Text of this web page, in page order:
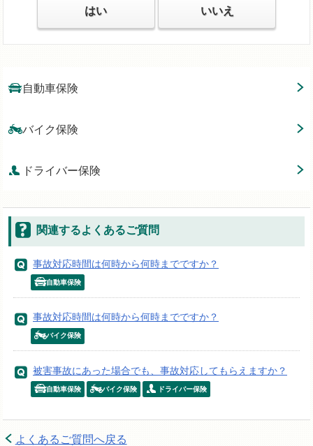
はい いいえ
自動車保険
バイク保険
ドライバー保険
関連するよくあるご質問
事故対応時間は何時から何時までですか？
自動車保険
事故対応時間は何時から何時までですか？
バイク保険
被害事故にあった場合でも、事故対応してもらえますか？
自動車保険 バイク保険 ドライバー保険
よくあるご質問へ戻る